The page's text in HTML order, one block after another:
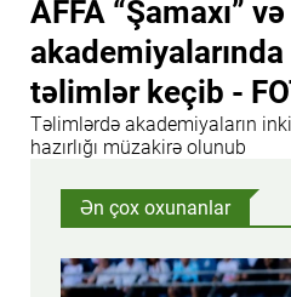
AFFA “Şamaxı”
təlimlər keçib -
Təlimlərdə akademiyaların
hazırlığı müzakirə olunub
Ən çox oxunanlar